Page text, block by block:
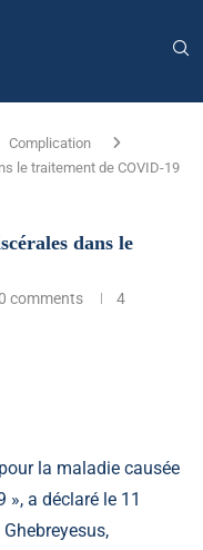
Complication
le traitement de COVID-19
dans le
comments
4
la maladie causée
», a déclaré le 11